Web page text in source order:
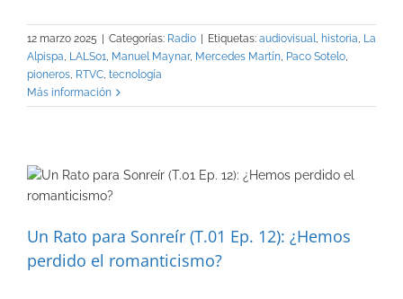
12 marzo 2025 | Categorías: Radio | Etiquetas: audiovisual historia La
Alpispa LALS01 Manuel Maynar, Mercedes Martín Paco Sotelo
pioneros RTVC tecnología
Más información
Un Rato para Sonreír (T.01 Ep. 12): ¿Hemos
perdido el romanticismo?